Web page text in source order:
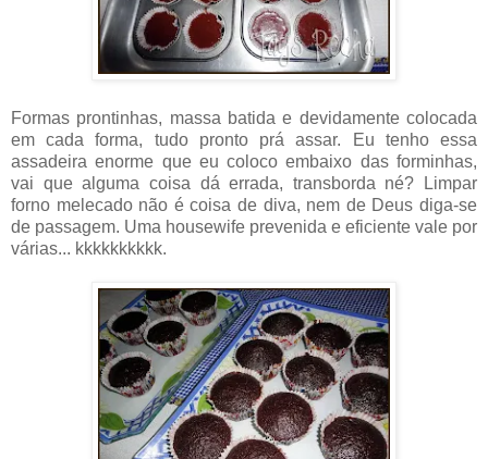
Formas prontinhas, massa batida e devidamente colocada
em cada forma, tudo pronto prá assar. Eu tenho essa
assadeira enorme que eu coloco embaixo das forminhas,
vai que alguma coisa dá errada, transborda né? Limpar
forno melecado não é coisa de diva, nem de Deus diga-se
de passagem. Uma housewife prevenida e eficiente vale por
várias... kkkkkkkkkk.